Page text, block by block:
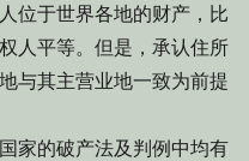
位于世界各地的财产，比
人平等。但是，承认住所
与其主营业地一致为前提
家的破产法及判例中均有